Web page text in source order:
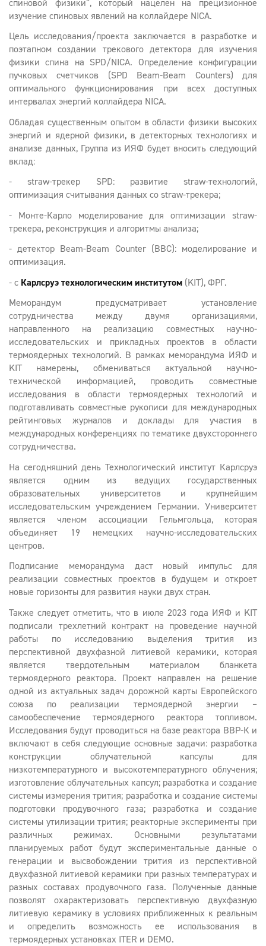
изучение спиновых явлений на коллайдере NICA.
Цель исследования/проекта заключается в разработке и
поэтапном создании трекового детектора для изучения
физики спина на SPD/NICA. Определение конфигурации
пучковых счетчиков (SPD Beam-Beam Counters) для
оптимального функционирования при всех доступных
интервалах энергий коллайдера NICA.
Обладая существенным опытом в области физики высоких
энергий и ядерной физики, в детекторных технологиях и
анализе данных, Группа из ИЯФ будет вносить следующий
вклад:
- straw-трекер SPD: развитие straw-технологий,
оптимизация считывания данных со straw-трекера;
- Монте-Карло моделирование для оптимизации straw-
трекера, реконструкция и алгоритмы анализа;
- детектор Beam-Beam Counter (BBC): моделирование и
оптимизация.
- с Карлсруэ технологическим институтом (KIT), ФРГ.
Меморандум предусматривает установление
сотрудничества между двумя организациями,
направленного на реализацию совместных научно-
исследовательских и прикладных проектов в области
термоядерных технологий. В рамках меморандума ИЯФ и
KIT намерены, обмениваться актуальной научно-
технической информацией, проводить совместные
исследования в области термоядерных технологий и
подготавливать совместные рукописи для международных
рейтинговых журналов и доклады для участия в
международных конференциях по тематике двухстороннего
сотрудничества.
На сегодняшний день Технологический институт Карлсруэ
является одним из ведущих государственных
образовательных университетов и крупнейшим
исследовательским учреждением Германии. Университет
является членом ассоциации Гельмгольца, которая
объединяет 19 немецких научно-исследовательских
центров.
Подписание меморандума даст новый импульс для
реализации совместных проектов в будущем и откроет
новые горизонты для развития науки двух стран.
Также следует отметить, что в июле 2023 года ИЯФ и KIT
подписали трехлетний контракт на проведение научной
работы по исследованию выделения трития из
перспективной двухфазной литиевой керамики, которая
является твердотельным материалом бланкета
термоядерного реактора. Проект направлен на решение
одной из актуальных задач дорожной карты Европейского
союза по реализации термоядерной энергии –
самообеспечение термоядерного реактора топливом.
Исследования будут проводиться на базе реактора ВВР-К и
включают в себя следующие основные задачи: разработка
конструкции облучательной капсулы для
низкотемпературного и высокотемпературного облучения;
изготовление облучательных капсул; разработка и создание
системы измерения трития; разработка и создание системы
подготовки продувочного газа; разработка и создание
системы утилизации трития; реакторные эксперименты при
различных режимах. Основными результатами
планируемых работ будут экспериментальные данные о
генерации и высвобождении трития из перспективной
двухфазной литиевой керамики при разных температурах и
разных составах продувочного газа. Полученные данные
позволят охарактеризовать перспективную двухфазную
литиевую керамику в условиях приближенных к реальным
и определить возможность ее использования в
термоядерных установках ITER и DEMO.